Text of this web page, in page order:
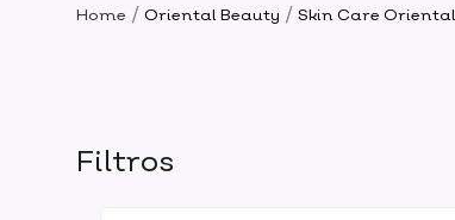
Home / Oriental Beauty / Skin Care Oriental
Filtros